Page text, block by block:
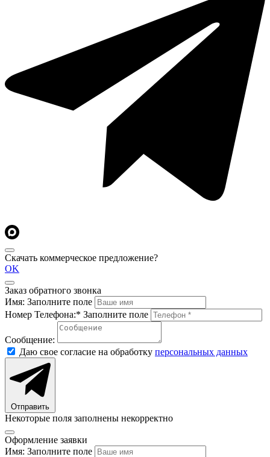
Скачать коммерческое предложение?
OK
Заказ обратного звонка
Имя: Заполните поле
Номер Телефона:* Заполните поле
Сообщение:
Даю свое согласие на обработку персональных данных
Отправить
Некоторые поля заполнены некорректно
Оформление заявки
Имя: Заполните поле